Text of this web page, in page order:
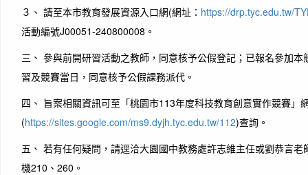
３、 請至本市教育發展資源入口網(網址： https://drp.tyc.edu.tw/
活動編號J00051-240800008。
三、 參與前開研習活動之教師，同意核予公假登記；已報名參加
習及競賽當日，同意核予公假課務派代。
四、 旨案相關資訊可至「桃園市113年度科技教育創意實作競賽」
(https://sites.google.com/ms9.dyjh.tyc.edu.tw/112)查詢。
五、 若有任何疑問，請逕洽大園國中教務處許志維主任或劉恭言
機210、260。